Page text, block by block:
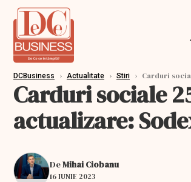
DCBusiness › Actualitate › Stiri › Carduri
Carduri sociale
actualizare:
DeMihai Ciobanu
16 IUNIE 2023